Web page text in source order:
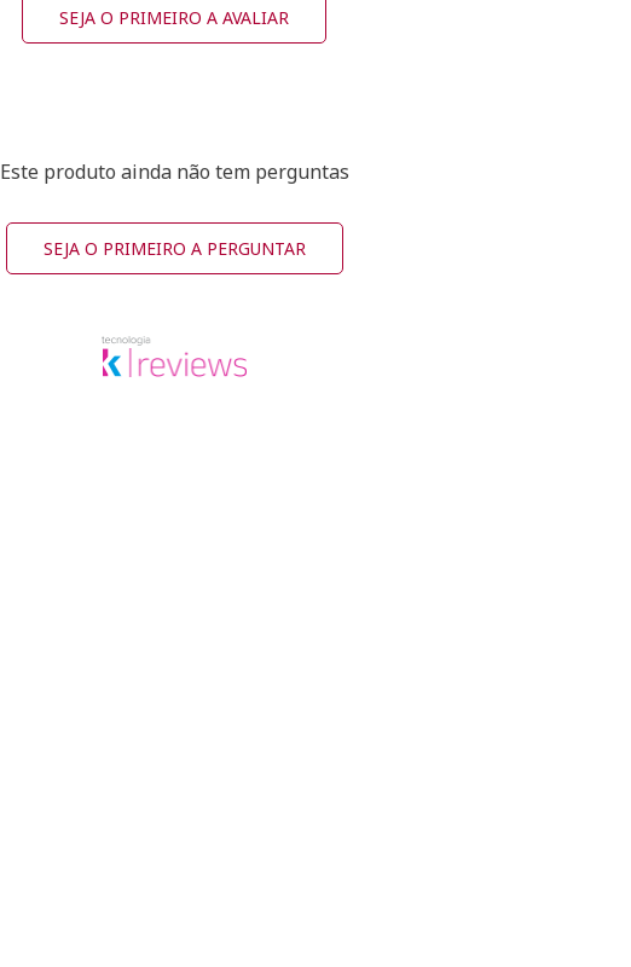
SEJA O PRIMEIRO A AVALIAR
Este produto ainda não tem perguntas
SEJA O PRIMEIRO A PERGUNTAR